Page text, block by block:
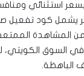
المشاهدة
السوق
الباهظة.